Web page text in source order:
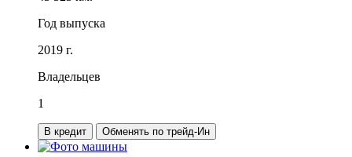
Год выпуска
2019 г.
Владельцев
1
В кредит Обменять по трейд-Ин